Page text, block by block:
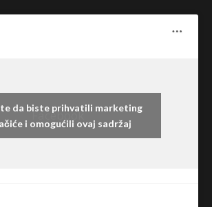
Facebook
da biste prihvatili marketing
i omogućili ovaj sadržaj